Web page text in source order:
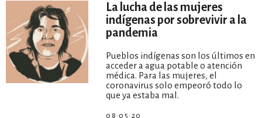
La lucha de las mujeres
indígenas por sobrevivir a la
pandemia
Pueblos indígenas son los últimos en
acceder a agua potable o atención
médica. Para las mujeres, el
coronavirus solo empeoró todo lo
que ya estaba mal.
08·05·20